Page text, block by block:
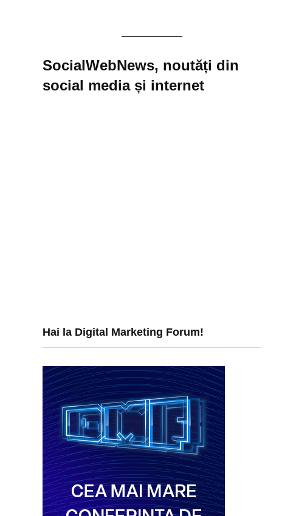
SocialWebNews, noutăți din
social media și internet
Hai la Digital Marketing Forum!